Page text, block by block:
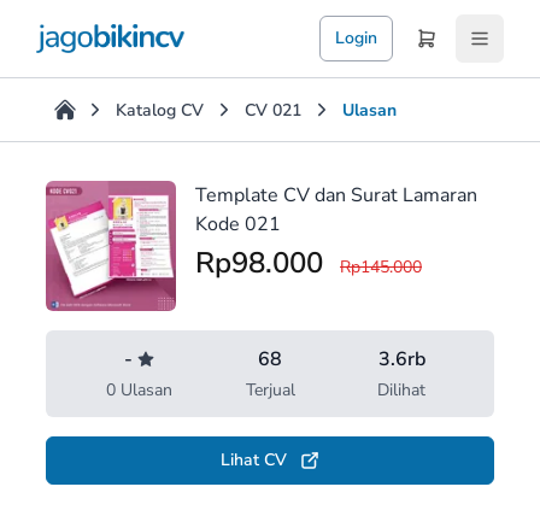
Login
Katalog CV CV 021 Ulasan
Ulasan
Tentang Template CV dan Surat Lamaran Kode 021
Template CV dan Surat Lamaran
Kode 021
Rp98.000 Rp145.000
-
0 Ulasan
68
Terjual
3.6rb
Dilihat
Lihat CV